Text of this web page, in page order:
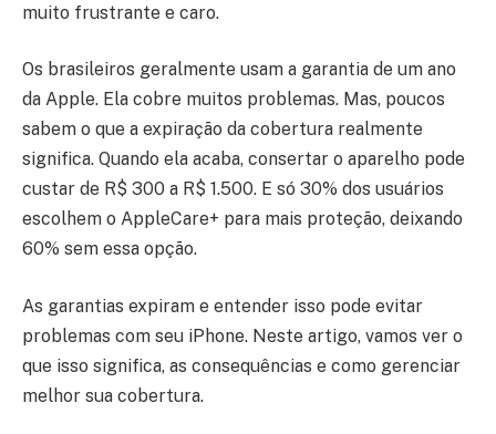
muito frustrante e caro.
Os brasileiros geralmente usam a garantia de um ano
da Apple. Ela cobre muitos problemas. Mas, poucos
sabem o que a expiração da cobertura realmente
significa. Quando ela acaba, consertar o aparelho pode
custar de R$ 300 a R$ 1.500. E só 30% dos usuários
escolhem o AppleCare+ para mais proteção, deixando
60% sem essa opção.
As garantias expiram e entender isso pode evitar
problemas com seu iPhone. Neste artigo, vamos ver o
que isso significa, as consequências e como gerenciar
melhor sua cobertura.